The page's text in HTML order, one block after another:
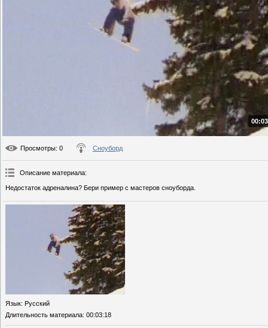
Просмотры: 0 Сноуборд
Описание материала:
Недостаток адреналина? Бери пример с мастеров сноуборда.
Язык: Русский
Длительность материала: 00:03:18